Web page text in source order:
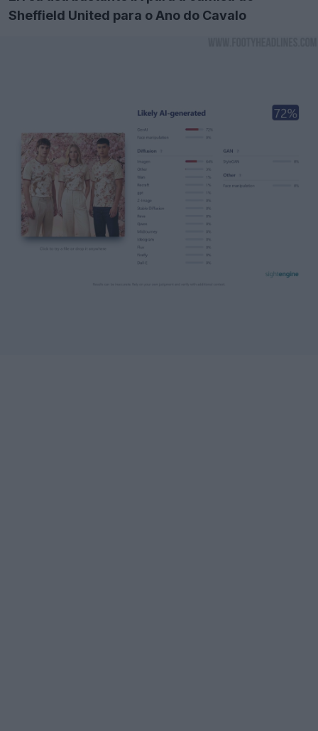
Sheffield United para o Ano do Cavalo